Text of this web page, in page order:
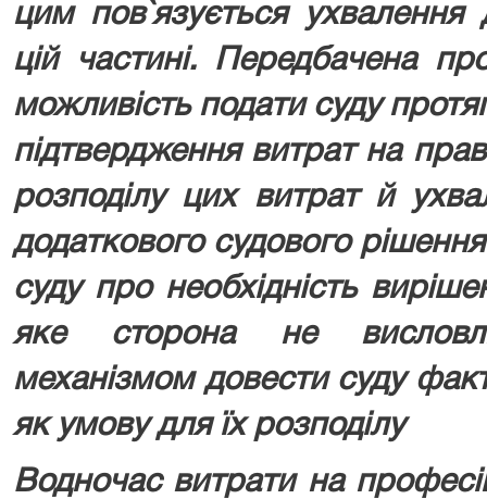
цим пов`язується ухвалення
цій частині. Передбачена
можливість подати суду
підтвердження витрат на
розподілу цих витрат й
додаткового судового
суду про необхідність
яке сторона не
механізмом довести суду
як умову для їх розподілу
Водночас витрати на